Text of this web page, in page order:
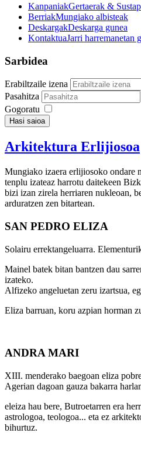
KanpaniakGertaerak &
BerriakMungiako albisteak
DeskargakDeskarga gunea
KontaktuaJarri harremanetan
Sarbidea
Erabiltzaile izena
Pasahitza
Gogoratu
Hasi saioa
Arkitektura Erlijiosoa
Mungiako izaera erlijiosoko ondare
tenplu izateaz harrotu daitekeen
bizi izan zirela herriaren nukleoan,
arduratzen zen bitartean.
SAN PEDRO ELIZA
Solairu errektangeluarra.
Mainel batek bitan bantzen dau
izateko.
Alfizeko angeluetan zeru izartsua,
Eliza barruan, koru azpian horman
ANDRA MARI
XIII. menderako baegoan eliza
Agerian dagoan gauza bakarra
eleiza hau bere, Butroetarren era
astrologoa, teologoa... eta ez
bihurtuz.